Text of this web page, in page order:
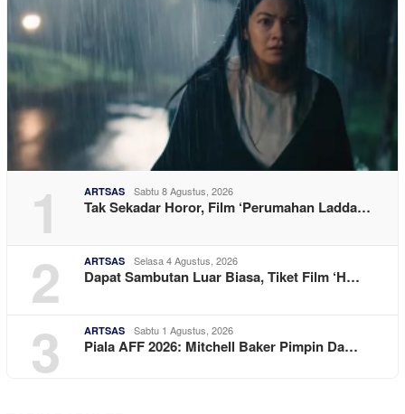
1 ARTSAS Sabtu 8 Agustus, 2026
Tak Sekadar Horor, Film ‘Perumahan Ladda…
2 ARTSAS Selasa 4 Agustus, 2026
Dapat Sambutan Luar Biasa, Tiket Film ‘H…
3 ARTSAS Sabtu 1 Agustus, 2026
Piala AFF 2026: Mitchell Baker Pimpin Da…